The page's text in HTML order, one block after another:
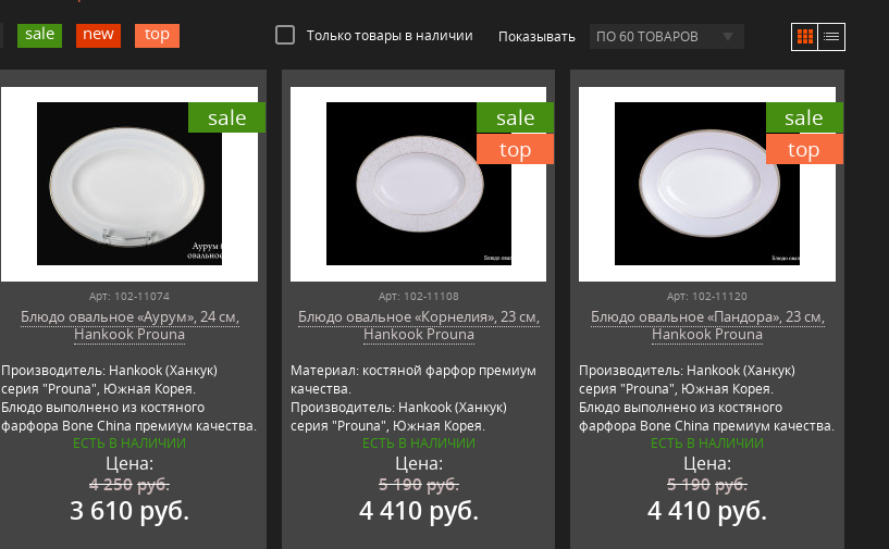
sale new top Только товары в наличии Показывать ПО 60 ТОВАРОВ
sale
Арт: 102-11074
Блюдо овальное «Аурум», 24 см,
Hankook Prouna
Производитель: Hankook (Ханкук)
серия "Prouna", Южная Корея.
Блюдо выполнено из костяного
фарфора Bone China премиум качества.
ЕСТЬ В НАЛИЧИИ
Цена:
4 250руб.
3 610 руб.
sale
top
Арт: 102-11108
Блюдо овальное «Корнелия», 23 см,
Hankook Prouna
Материал: костяной фарфор премиум
качества.
Производитель: Hankook (Ханкук)
серия "Prouna", Южная Корея.
ЕСТЬ В НАЛИЧИИ
Цена:
5 190 руб.
4 410 руб.
sale
top
Арт: 102-11120
Блюдо овальное «Пандора», 23 см,
Hankook Prouna
Производитель: Hankook (Ханкук)
серия "Prouna", Южная Корея.
Блюдо выполнено из костяного
фарфора Bone China премиум качества.
ЕСТЬ В НАЛИЧИИ
Цена:
5 190руб.
4 410 руб.